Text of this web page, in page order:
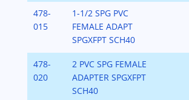
478-
015
1-1/2 SPG PVC
FEMALE ADAPT
SPGXFPT SCH40
478-
020
2 PVC SPG FEMALE
ADAPTER SPGXFPT
SCH40